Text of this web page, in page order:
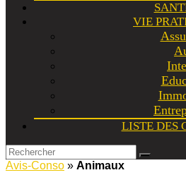
VIE
LISTE DES
Avis-Conso » Animaux